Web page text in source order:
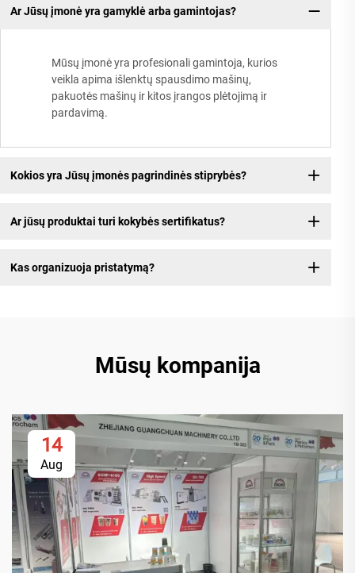
Ar Jūsų įmonė yra gamyklė arba gamintojas?
Mūsų įmonė yra profesionali gamintoja, kurios
veikla apima išlenktų spausdimo mašinų,
pakuotės mašinų ir kitos įrangos plėtojimą ir
pardavimą.
Kokios yra Jūsų įmonės pagrindinės stiprybės?
Ar jūsų produktai turi kokybės sertifikatus?
Kas organizuoja pristatymą?
Mūsų kompanija
14
Aug